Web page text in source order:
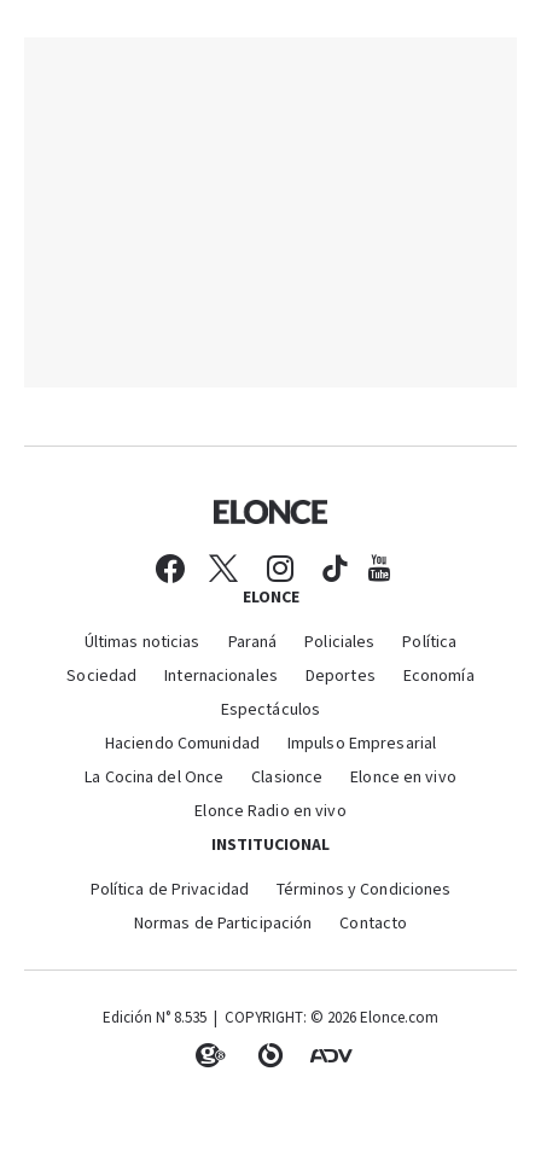
ELONCE
Últimas noticias Paraná Policiales
Política
Sociedad
Internacionales Deportes
Economía
Espectáculos
Haciendo Comunidad
Impulso Empresarial
La Cocina del Once
Clasionce
Elonce en vivo
Elonce Radio en vivo
INSTITUCIONAL
Política de Privacidad
Términos y Condiciones
Normas de Participación
Contacto
Edición N° 8.535 | COPYRIGHT: © 2026 Elonce.com